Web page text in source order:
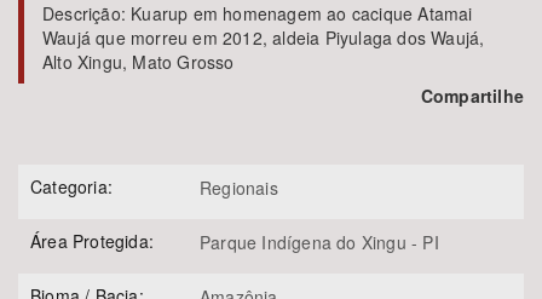
Área de Levantamento
Área Protegida
Descrição: Kuarup em homenagem ao cacique Atamai
Waujá que morreu em 2012, aldeia Piyulaga dos Waujá,
Alto Xingu, Mato Grosso
Compartilhe
Categoria: Regionais
Área Protegida: Parque Indígena do Xingu - PI